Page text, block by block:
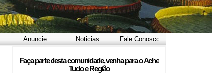
Anuncie Noticias Fale Conosco
Faça parte desta comunidade, venha para oAche
Tudo e Região